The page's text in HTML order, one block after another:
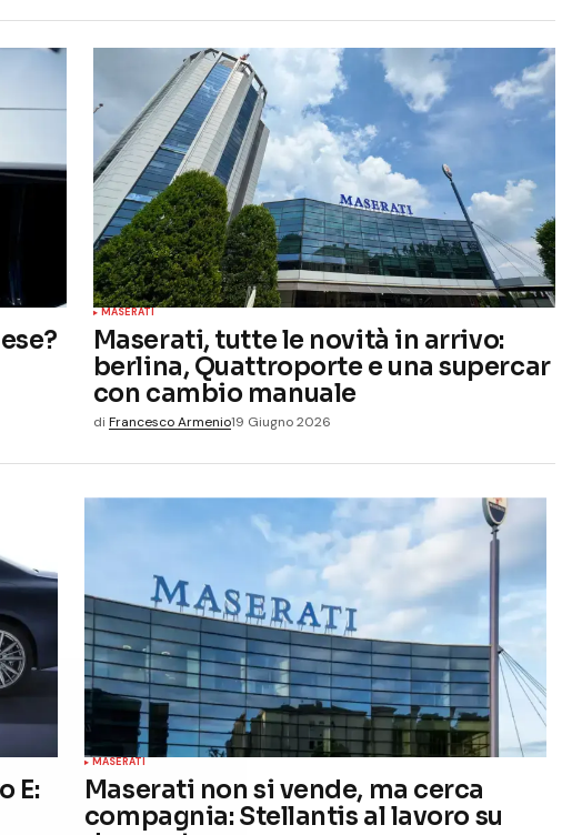
MASERATI
Maserati, tutte le novità in arrivo:
berlina, Quattroporte e una supercar
con cambio manuale
di Francesco Armenio19 Giugno 2026
E:
MASERATI
Maserati non si vende, ma cerca
compagnia: Stellantis al lavoro su